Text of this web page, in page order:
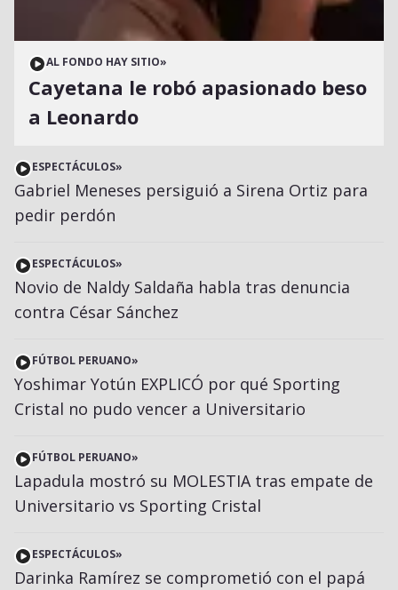
AL FONDO HAY SITIO»
Cayetana le robó apasionado beso
a Leonardo
ESPECTÁCULOS»
Gabriel Meneses persiguió a Sirena Ortiz para
pedir perdón
ESPECTÁCULOS»
Novio de Naldy Saldaña habla tras denuncia
contra César Sánchez
FÚTBOL PERUANO»
Yoshimar Yotún EXPLICÓ por qué Sporting
Cristal no pudo vencer a Universitario
FÚTBOL PERUANO»
Lapadula mostró su MOLESTIA tras empate de
Universitario vs Sporting Cristal
ESPECTÁCULOS»
Darinka Ramírez se comprometió con el papá